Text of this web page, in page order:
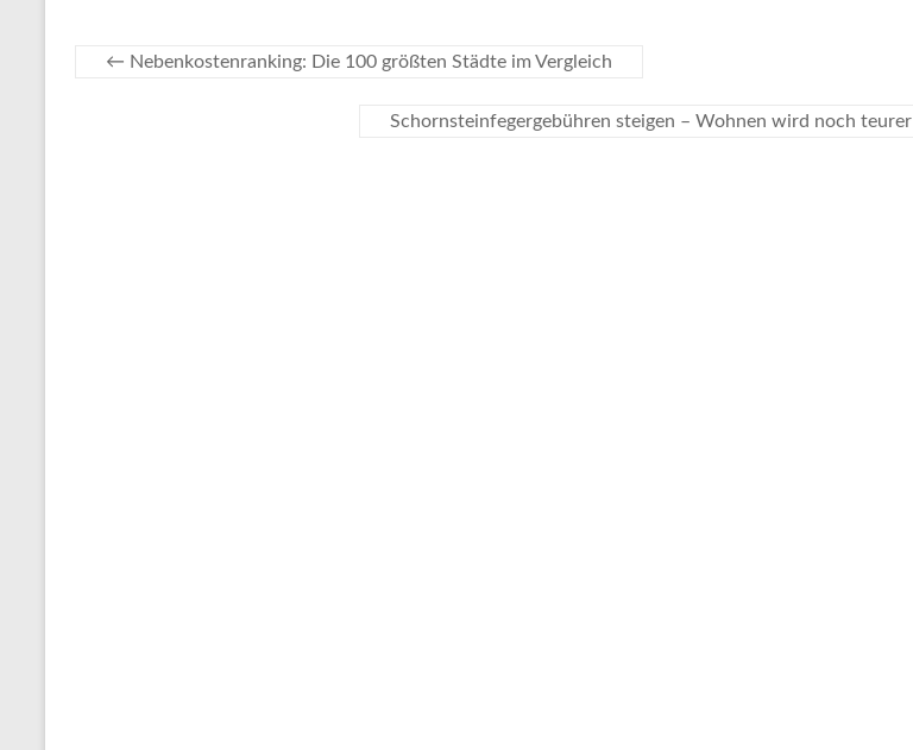
← Nebenkostenranking: Die 100 größten Städte im Vergleich
Schornsteinfegergebühren steigen – Wohnen wird noch teurer